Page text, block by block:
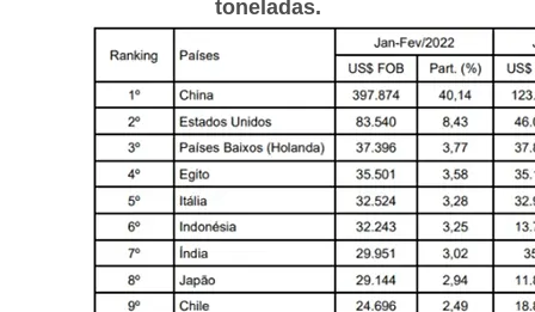
toneladas.